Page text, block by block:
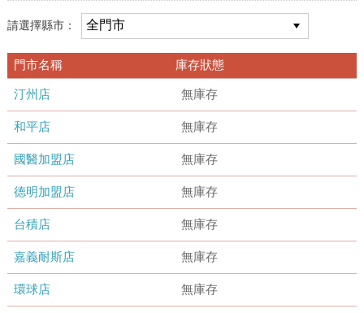
請選擇縣市：
門市名稱 庫存狀態
汀州店 無庫存
和平店 無庫存
國醫加盟店 無庫存
德明加盟店 無庫存
台積店 無庫存
嘉義耐斯店 無庫存
環球店 無庫存